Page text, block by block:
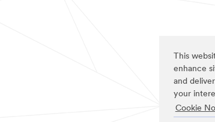
This
enhance
and
your
Cookie